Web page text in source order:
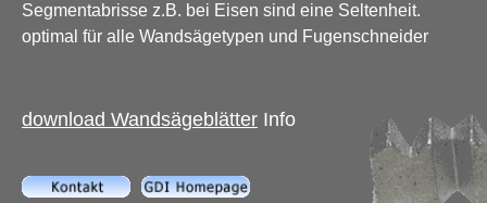
Segmentabrisse z.B. bei Eisen sind eine Seltenheit.
optimal für alle Wandsägetypen und Fugenschneider
download Wandsägeblätter Info